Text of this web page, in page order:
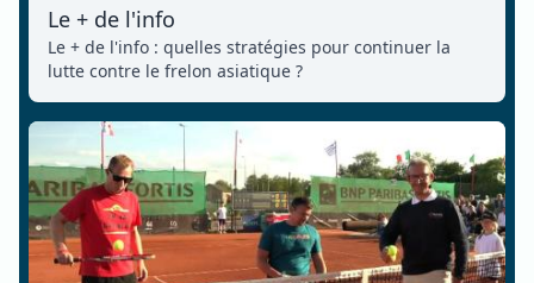
Le + de l'info
Le + de l'info : quelles stratégies pour continuer la
lutte contre le frelon asiatique ?